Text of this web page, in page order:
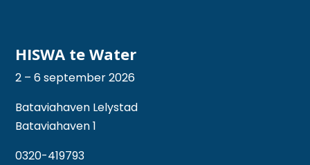
HISWA te Water
2 – 6 september 2026
Bataviahaven Lelystad
Bataviahaven 1
0320-419793